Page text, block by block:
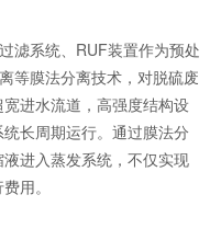
系统、RUF装置作为预处
等膜法分离技术，对脱硫废
进水流道，高强度结构设
长周期运行。通过膜法分
进入蒸发系统，不仅实现
用。